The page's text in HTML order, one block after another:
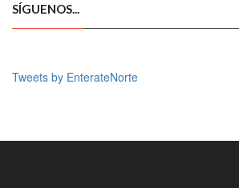
SÍGUENOS...
Tweets by EnterateNorte